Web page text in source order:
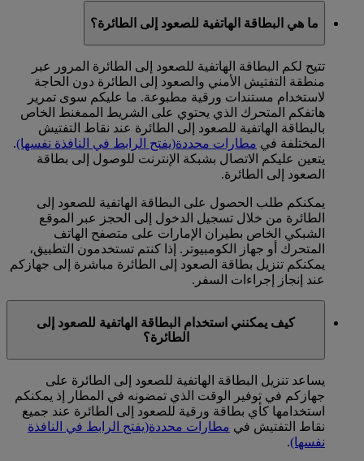
ما هي البطاقة الهاتفية للصعود إلى الطائرة؟
تتيح لكم البطاقة الهاتفية للصعود إلى الطائرة المرور عبر
منطقة التفتيش الأمني والصعود إلى الطائرة دون الحاجة
لاستخدام مستندات ورقية مطبوعة. ما عليكم سوى تمرير
هاتفكم المتحرك الذي يحتوي على الشريط الممغنط الخاص
بالبطاقة الهاتفية للصعود إلى الطائرة عند نقاط التفتيش
المختلفة في مطارات محددة(يفتح الرابط في النافذة نفسها).
يتعين عليكم الاتصال بشبكة الإنترنت للوصول إلى بطاقة
الصعود إلى الطائرة.
يمكنكم طلب الحصول على البطاقة الهاتفية للصعود إلى
الطائرة من خلال تسجيل الدخول إلى الحجز عبر الموقع
الشبكي الخاص بطيران الإمارات على متصفح الهاتف
المتحرك أو جهاز الكومبيوتر. إذا كنتم تستخدمون التطبيق،
يمكنكم تنزيل بطاقة الصعود إلى الطائرة مباشرة إلى جهازكم
عند إنجاز إجراءات السفر.
كيف يمكنني استخدام البطاقة الهاتفية للصعود إلى
الطائرة؟
يساعد تنزيل البطاقة الهاتفية للصعود إلى الطائرة على
جهازكم في توفير الوقت الذي تمضونه في المطار إذ يمكنكم
استخدامها كأي بطاقة ورقية للصعود إلى الطائرة عند جميع
نقاط التفتيش في مطارات محددة(يفتح الرابط في النافذة
نفسها).